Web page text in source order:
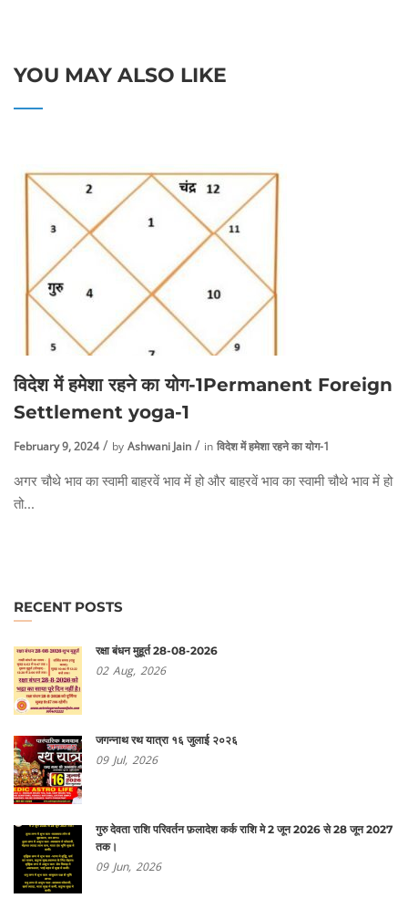
YOU MAY ALSO LIKE
विदेश में हमेशा रहने का योग-1Permanent Foreign
Settlement yoga-1
February 9, 2024 by Ashwani Jain in विदेश में हमेशा रहने का योग-1
अगर चौथे भाव का स्वामी बाहरवें भाव में हो और बाहरवें भाव का स्वामी चौथे भाव में हो
तो...
RECENT POSTS
रक्षा बंधन मुहूर्त 28-08-2026
02 Aug, 2026
जगन्नाथ रथ यात्रा १६ जुलाई २०२६
09 Jul, 2026
गुरु देवता राशि परिवर्तन फ़लादेश कर्क राशि मे 2 जून 2026 से 28 जून 2027
तक।
09 Jun, 2026